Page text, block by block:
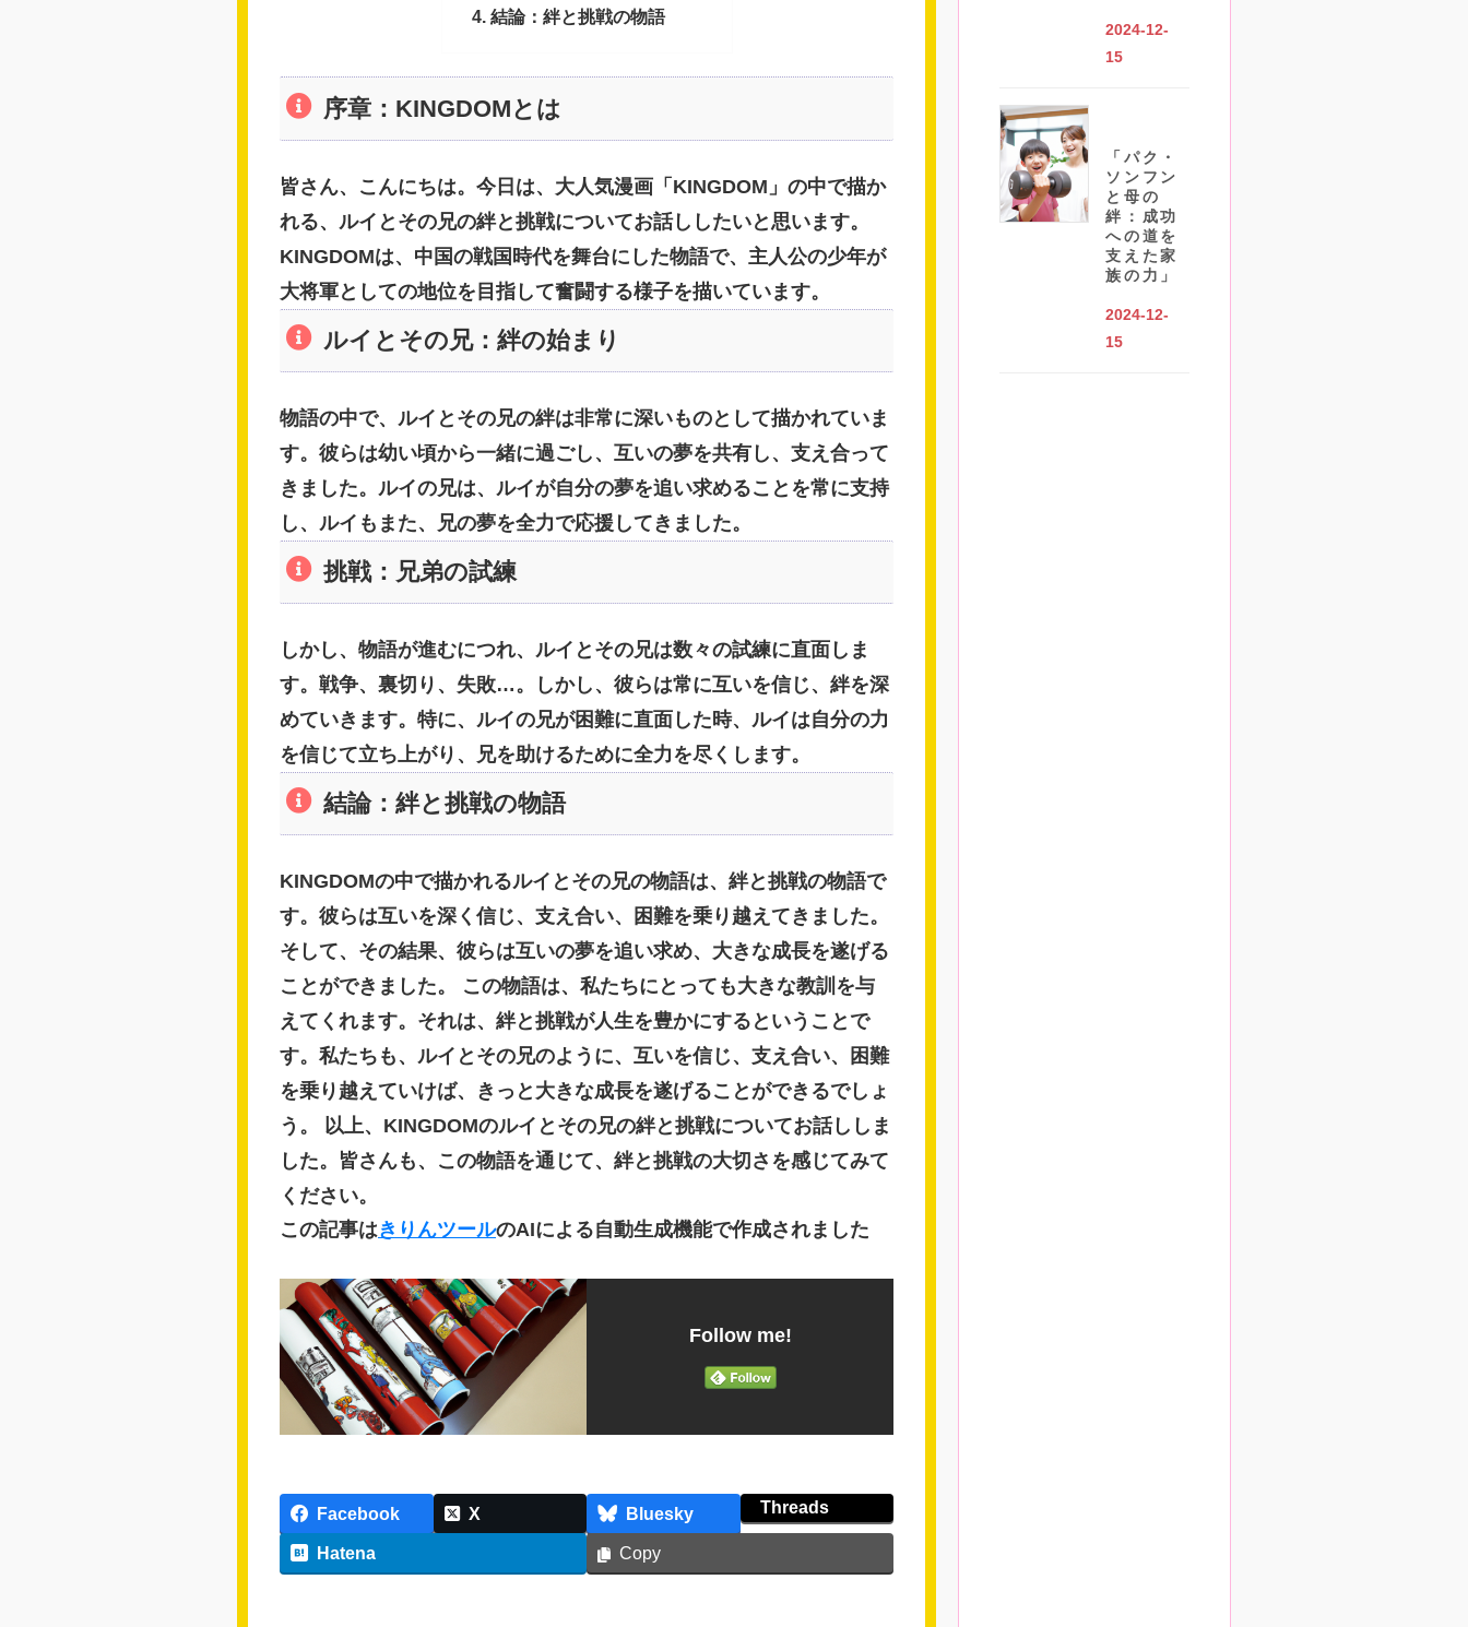
結論：絆と挑戦の物語
序章：KINGDOMとは
皆さん、こんにちは。今日は、大人気漫画「KINGDOM」の中で描か
れる、ルイとその兄の絆と挑戦についてお話ししたいと思います。
KINGDOMは、中国の戦国時代を舞台にした物語で、主人公の少年が
大将軍としての地位を目指して奮闘する様子を描いています。
ルイとその兄：絆の始まり
物語の中で、ルイとその兄の絆は非常に深いものとして描かれていま
す。彼らは幼い頃から一緒に過ごし、互いの夢を共有し、支え合って
きました。ルイの兄は、ルイが自分の夢を追い求めることを常に支持
し、ルイもまた、兄の夢を全力で応援してきました。
挑戦：兄弟の試練
しかし、物語が進むにつれ、ルイとその兄は数々の試練に直面しま
す。戦争、裏切り、失敗…。しかし、彼らは常に互いを信じ、絆を深
めていきます。特に、ルイの兄が困難に直面した時、ルイは自分の力
を信じて立ち上がり、兄を助けるために全力を尽くします。
結論：絆と挑戦の物語
KINGDOMの中で描かれるルイとその兄の物語は、絆と挑戦の物語で
す。彼らは互いを深く信じ、支え合い、困難を乗り越えてきました。
そして、その結果、彼らは互いの夢を追い求め、大きな成長を遂げる
ことができました。 この物語は、私たちにとっても大きな教訓を与
えてくれます。それは、絆と挑戦が人生を豊かにするということで
す。私たちも、ルイとその兄のように、互いを信じ、支え合い、困難
を乗り越えていけば、きっと大きな成長を遂げることができるでしょ
う。 以上、KINGDOMのルイとその兄の絆と挑戦についてお話ししま
した。皆さんも、この物語を通じて、絆と挑戦の大切さを感じてみて
ください。
この記事はきりんツールのAIによる自動生成機能で作成されました
Follow me!
Facebook X Bluesky Threads
Hatena Copy
2024-12-
15
「パク・
ソンフン
と母の
絆：成功
への道を
支えた家
族の力」
2024-12-
15